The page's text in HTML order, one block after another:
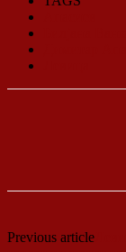
Previous article